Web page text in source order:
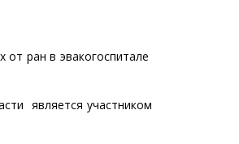
ран в эвакогоспитале
является участником